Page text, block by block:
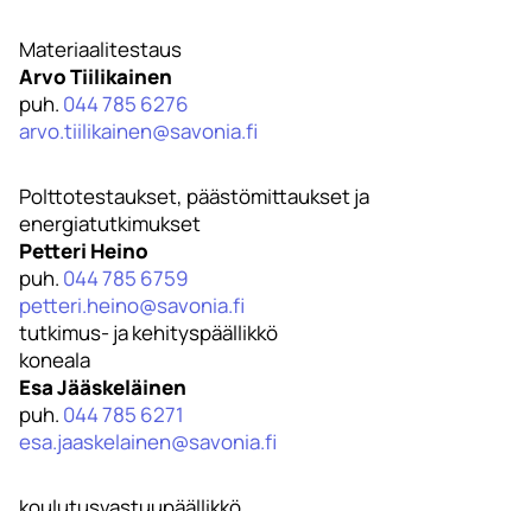
Materiaalitestaus
Arvo Tiilikainen
puh. 044 785 6276
arvo.tiilikainen@savonia.fi
Polttotestaukset, päästömittaukset ja
energiatutkimukset
Petteri Heino
puh. 044 785 6759
petteri.heino@savonia.fi
tutkimus- ja kehityspäällikkö
koneala
Esa Jääskeläinen
puh. 044 785 6271
esa.jaaskelainen@savonia.fi